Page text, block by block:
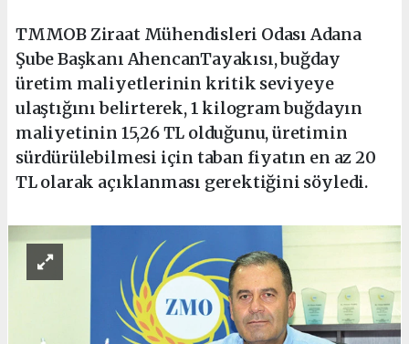
TMMOB Ziraat Mühendisleri Odası Adana
Şube Başkanı AhencanTayakısı, buğday
üretim maliyetlerinin kritik seviyeye
ulaştığını belirterek, 1 kilogram buğdayın
maliyetinin 15,26 TL olduğunu, üretimin
sürdürülebilmesi için taban fiyatın en az 20
TL olarak açıklanması gerektiğini söyledi.